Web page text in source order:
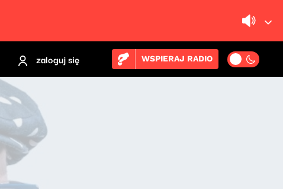
zaloguj się WSPIERAJ RADIO